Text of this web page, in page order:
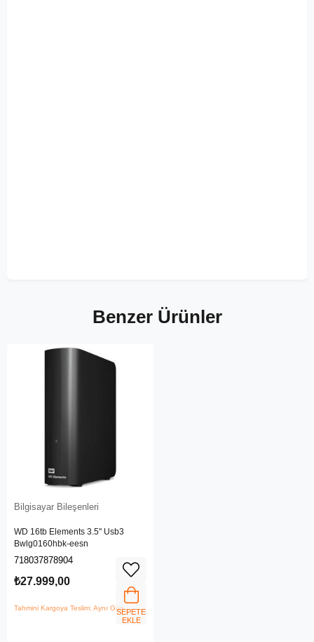
Benzer Ürünler
Bilgisayar Bileşenleri
WD 16tb Elements 3.5" Usb3
Bwlg0160hbk-eesn
718037878904
₺27.999,00
Tahmini Kargoya Teslim: Aynı GünSEPETE
EKLE